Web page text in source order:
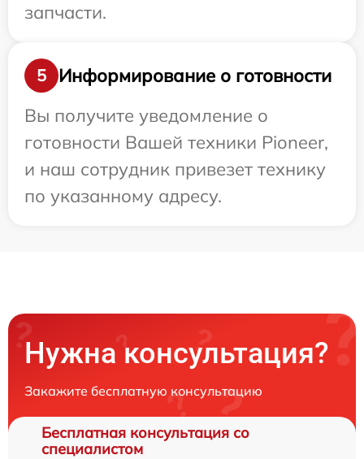
запчасти.
5
Информирование о готовности
Вы получите уведомление о
готовности Вашей техники Pioneer,
и наш сотрудник привезет технику
по указанному адресу.
Нужна консультация?
Закажите бесплатную консультацию
Бесплатная консультация со
специалистом